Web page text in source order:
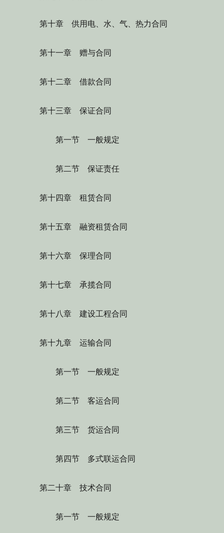
第十章 供用电、水、气、热力合同
第十一章 赠与合同
第十二章 借款合同
第十三章 保证合同
第一节 一般规定
第二节 保证责任
第十四章 租赁合同
第十五章 融资租赁合同
第十六章 保理合同
第十七章 承揽合同
第十八章 建设工程合同
第十九章 运输合同
第一节 一般规定
第二节 客运合同
第三节 货运合同
第四节 多式联运合同
第二十章 技术合同
第一节 一般规定